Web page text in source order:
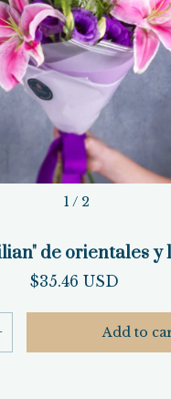
1 / 2
de orientales y
$35.46 USD